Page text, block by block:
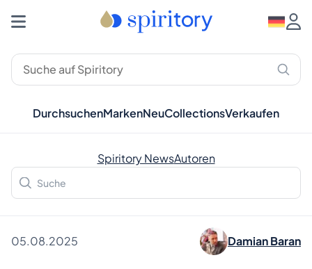
DurchsuchenMarkenNeuCollectionsVerkaufen
Spiritory NewsAutoren
05.08.2025 Damian Baran